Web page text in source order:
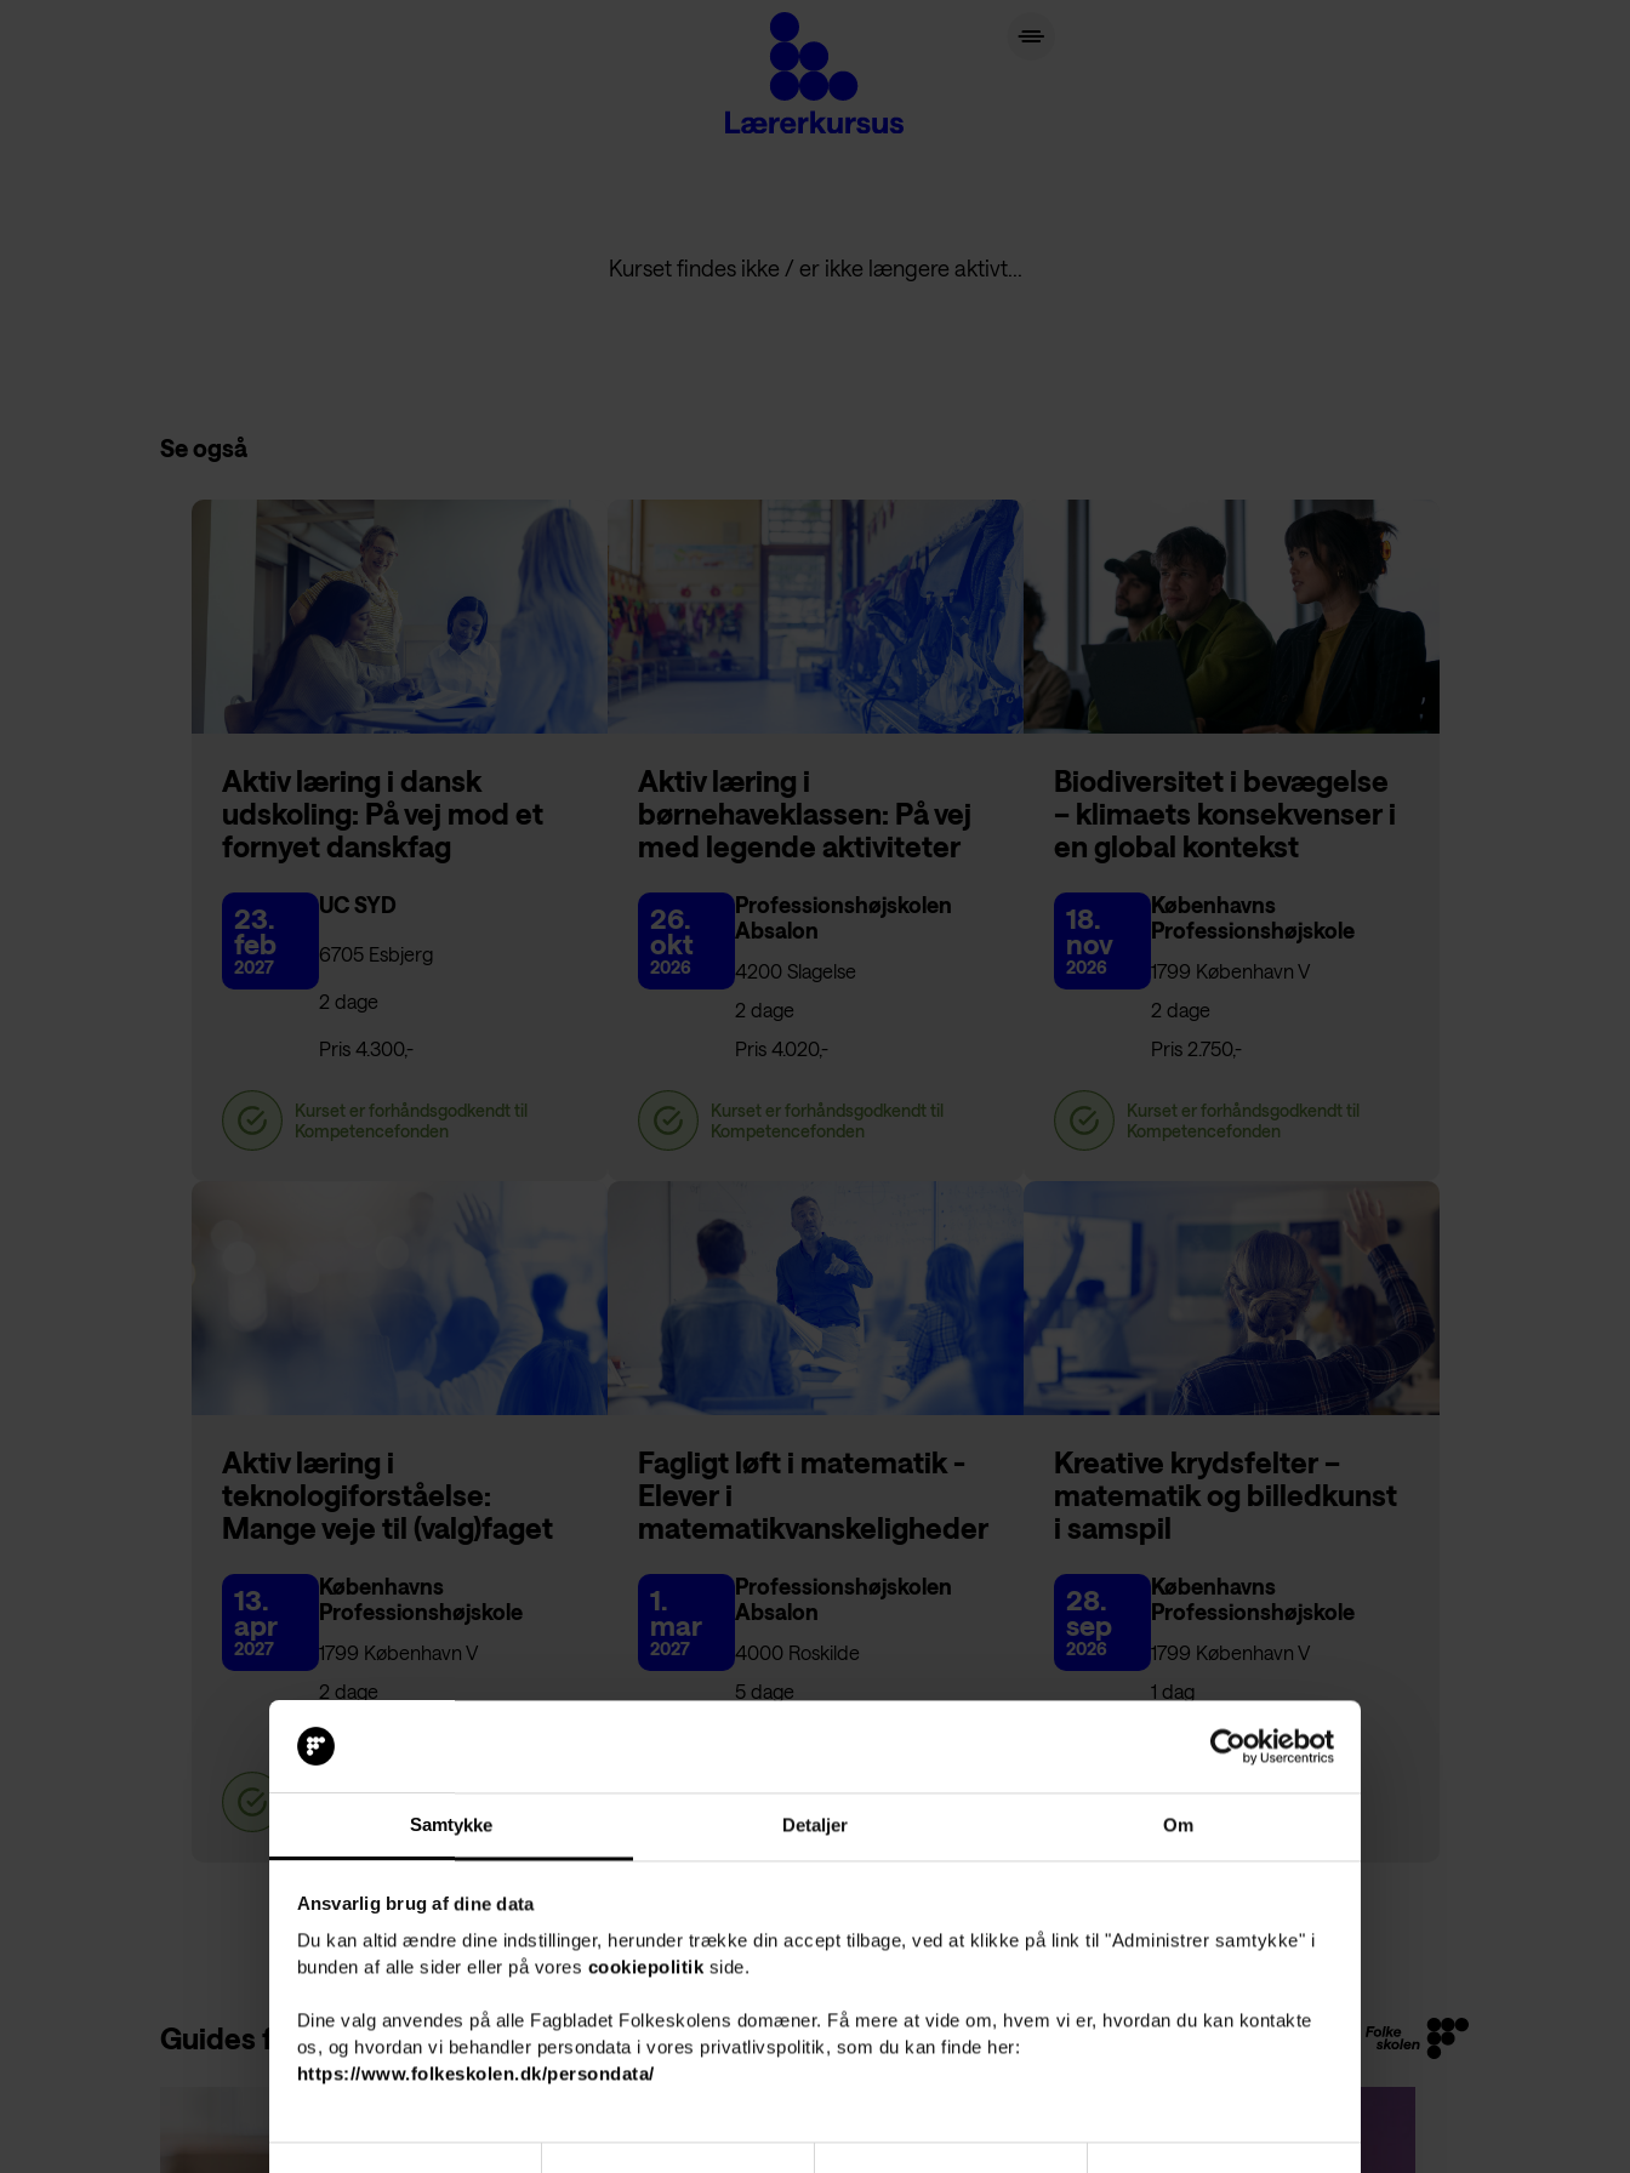
Samtykke Detaljer Om
Ansvarlig brug af dine data
Du kan altid ændre dine indstillinger, herunder trække din accept tilbage, ved at klikke på link til "Administrer samtykke" i
bunden af alle sider eller på vores cookiepolitik side.
Dine valg anvendes på alle Fagbladet Folkeskolens domæner. Få mere at vide om, hvem vi er, hvordan du kan kontakte
os, og hvordan vi behandler persondata i vores privatlivspolitik, som du kan finde her:
https://www.folkeskolen.dk/persondata/
Kurset findes ikke / er ikke længere aktivt...
Se også
Aktiv læring i dansk
udskoling: På vej mod et
fornyet danskfag
23.
feb
2027
UC SYD
6705 Esbjerg
2 dage
Pris 4.300,-
Aktiv læring i
børnehaveklassen: På vej
med legende aktiviteter
26.
okt
2026
Professionshøjskolen
Absalon
4200 Slagelse
2 dage
Pris 4.020,-
Biodiversitet i bevægelse
– klimaets konsekvenser i
en global kontekst
18.
nov
2026
Københavns
Professionshøjskole
1799 København V
2 dage
Pris 2.750,-
Aktiv læring i
teknologiforståelse:
Mange veje til (valg)faget
13.
apr
2027
Københavns
Professionshøjskole
1799 København V
2 dage
Pris 5.295,-
Fagligt løft i matematik -
Elever i
matematikvanskeligheder
1.
mar
2027
Professionshøjskolen
Absalon
4000 Roskilde
5 dage
Kreative krydsfelter –
matematik og billedkunst
i samspil
28.
sep
2026
Københavns
Professionshøjskole
1799 København V
1 dag
Pris 2.250,-
Guides fra folkeskolen.dk